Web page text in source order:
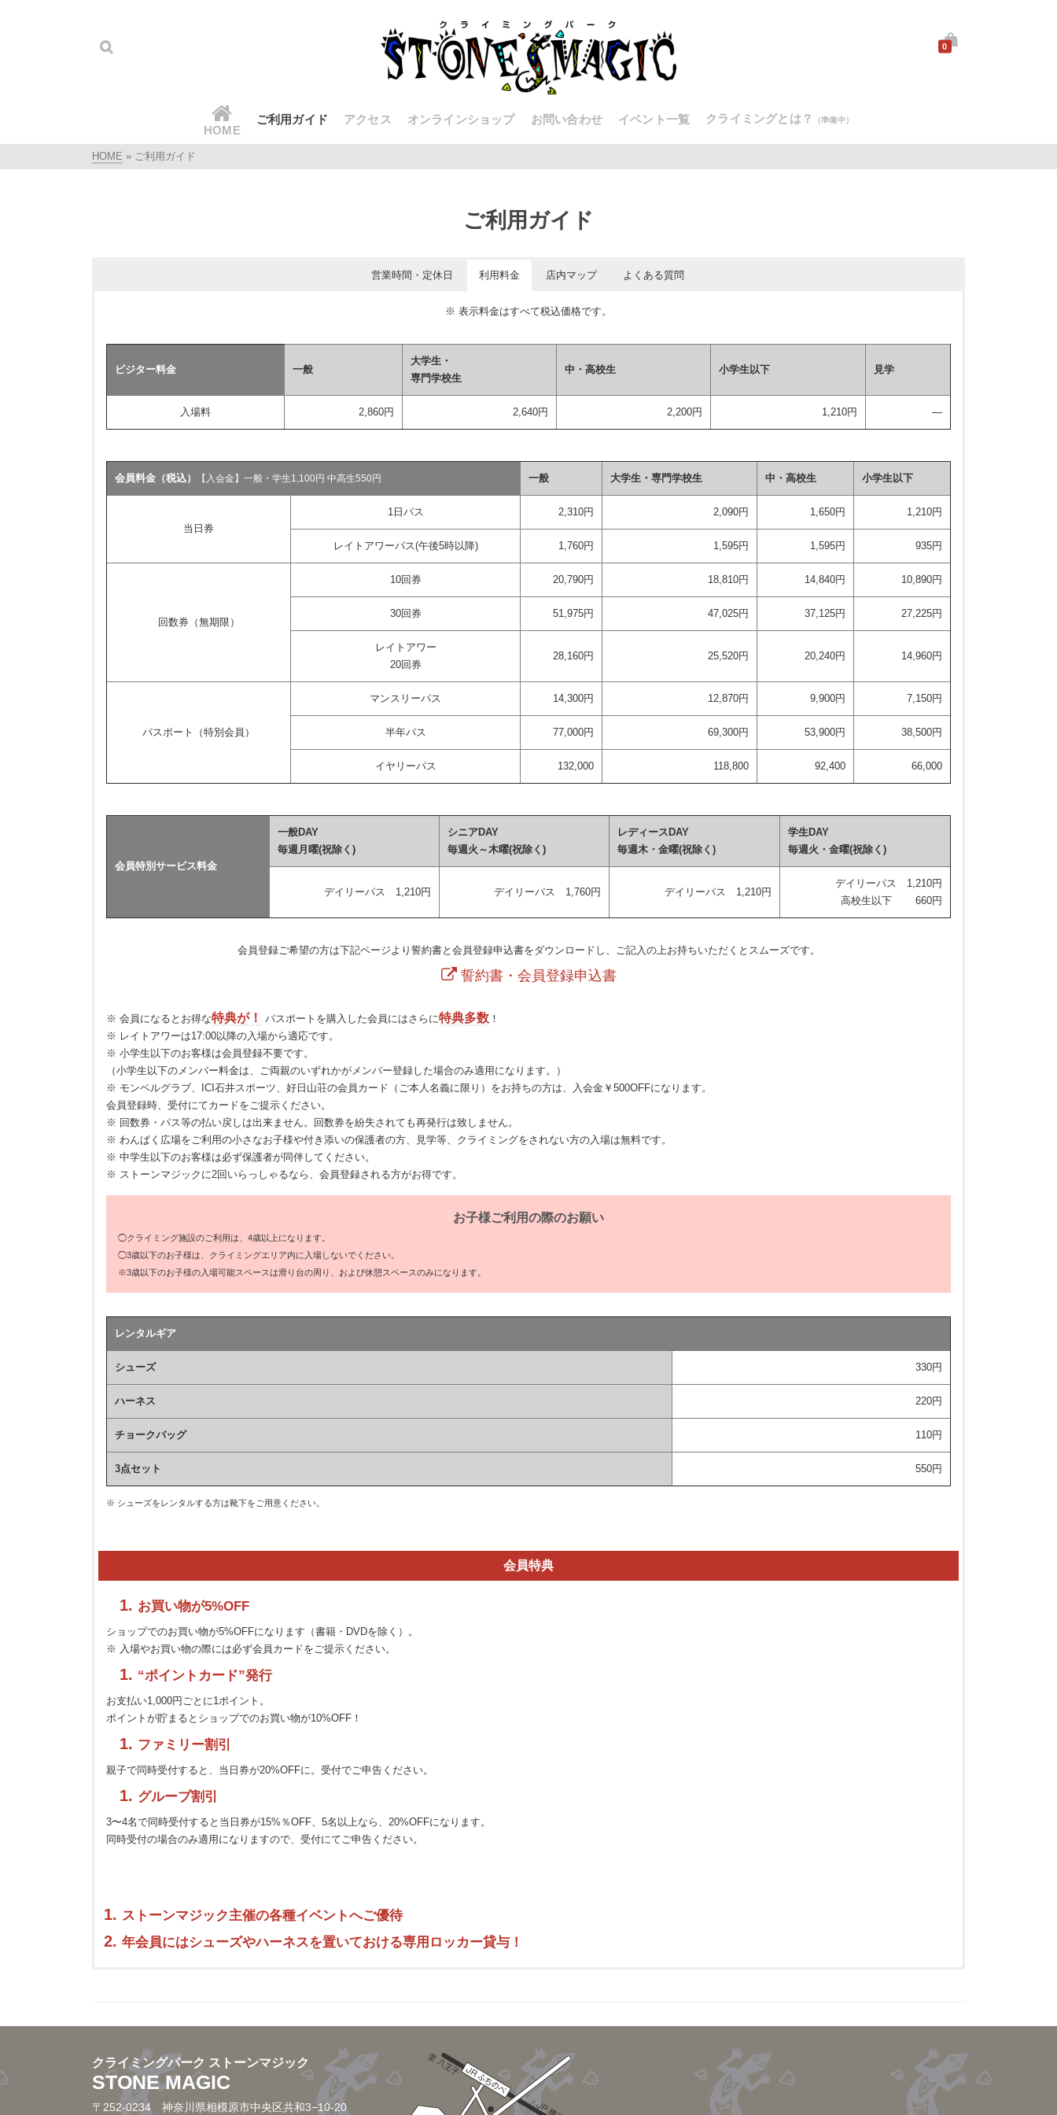
0
HOME
ご利用ガイド アクセス オンラインショップ お問い合わせ イベント一覧 クライミングとは？ （準備中）
HOME » ご利用ガイド
ご利用ガイド
営業時間・定休日 利用料金 店内マップ よくある質問
月〜金 13:00〜22:00
10:00〜20:00
※ 表示料金はすべて税込価格です。
ビジター料金 一般
大学生・
専門学校生
中・高校生 小学生以下 見学
入場料 2,860円 2,640円 2,200円 1,210円 ―
会員料金（税込） 【入会金】一般・学生1,100円 中高生550円 一般 大学生・専門学校生 中・高校生 小学生以下
当日券
1日パス 2,310円 2,090円 1,650円 1,210円
レイトアワーパス(午後5時以降) 1,760円 1,595円 1,595円 935円
回数券（無期限）
10回券 20,790円 18,810円 14,840円 10,890円
30回券 51,975円 47,025円 37,125円 27,225円
レイトアワー
20回券
28,160円 25,520円 20,240円 14,960円
パスポート（特別会員）
マンスリーパス 14,300円 12,870円 9,900円 7,150円
半年パス 77,000円 69,300円 53,900円 38,500円
イヤリーパス 132,000 118,800 92,400 66,000
会員特別サービス料金
一般DAY
毎週月曜(祝除く)
シニアDAY
毎週火～木曜(祝除く)
レディースDAY
毎週木・金曜(祝除く)
学生DAY
毎週火・金曜(祝除く)
デイリーパス 1,210円 デイリーパス 1,760円 デイリーパス 1,210円
デイリーパス 1,210円
高校生以下 660円
会員登録ご希望の方は下記ページより誓約書と会員登録申込書をダウンロードし、ご記入の上お持ちいただくとスムーズです。
誓約書・会員登録申込書
※ 会員になるとお得な特典が！ パスポートを購入した会員にはさらに特典多数 ！
※ レイトアワーは17:00以降の入場から適応です。
※ 小学生以下のお客様は会員登録不要です。
（小学生以下のメンバー料金は、ご両親のいずれかがメンバー登録した場合のみ適用になります。）
※ モンベルグラブ、ICI石井スポーツ、好日山荘の会員カード（ご本人名義に限り）をお持ちの方は、入会金￥500OFFになります。
会員登録時、受付にてカードをご提示ください。
※ 回数券・パス等の払い戻しは出来ません。回数券を紛失されても再発行は致しません。
※ わんぱく広場をご利用の小さなお子様や付き添いの保護者の方、見学等、クライミングをされない方の入場は無料です。
※ 中学生以下のお客様は必ず保護者が同伴してください。
※ ストーンマジックに2回いらっしゃるなら、会員登録される方がお得です。
お子様ご利用の際のお願い
◯クライミング施設のご利用は、4歳以上になります。
◯3歳以下のお子様は、クライミングエリア内に入場しないでください。
※3歳以下のお子様の入場可能スペースは滑り台の周り、および休憩スペースのみになります。
レンタルギア
シューズ 330円
ハーネス 220円
チョークバッグ 110円
3点セット 550円
※ シューズをレンタルする方は靴下をご用意ください。
会員特典
お買い物が5%OFF
ショップでのお買い物が5%OFFになります（書籍・DVDを除く）。
※ 入場やお買い物の際には必ず会員カードをご提示ください。
“ポイントカード”発行
お支払い1,000円ごとに1ポイント。
ポイントが貯まるとショップでのお買い物が10%OFF！
ファミリー割引
親子で同時受付すると、当日券が20%OFFに。受付でご申告ください。
グループ割引
3〜4名で同時受付すると当日券が15%％OFF、5名以上なら、20%OFFになります。
同時受付の場合のみ適用になりますので、受付にてご申告ください。
ストーンマジック主催の各種イベントへご優待
年会員にはシューズやハーネスを置いておける専用ロッカー貸与！
ルールはあるの？
壁面には、ホールドと呼ばれるカラフルなでっぱりが無数に設置されています。登る時に掴んでよいホールドには、同じ色＆形のテープが貼ってあります。狙ったグレードを完登する
クライミングパーク ストーンマジック
STONE MAGIC
〒252-0234 神奈川県相模原市中央区共和3−10-20